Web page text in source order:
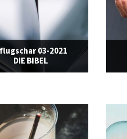
03-2021
DIE BIBEL